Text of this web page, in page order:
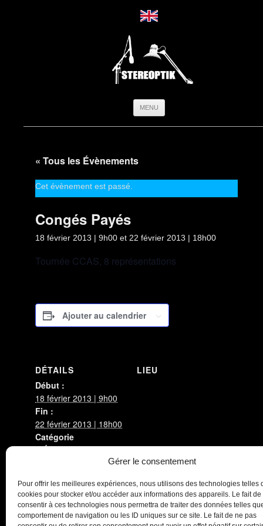
Gérer le consentement
Pour offrir les meilleures expériences, nous utilisons des technologies telles
cookies pour stocker et/ou accéder aux informations des appareils. Le fait de
consentir à ces technologies nous permettra de traiter des données telles
comportement de navigation ou les ID uniques sur ce site. Le fait de ne pas
MENU
« Tous les Évènements
Cet évènement est passé.
Congés Payés
18 février 2013 | 9h00 et 22 février 2013 | 18h00
Tournée CCAS, 8 représentations
Ajouter au calendrier
DÉTAILS
Début :
18 février 2013 | 9h00
Fin :
22 février 2013 | 18h00
Catégorie
d’Évènement:
LIEU
Stereoptik Les Costumes Trop Grands